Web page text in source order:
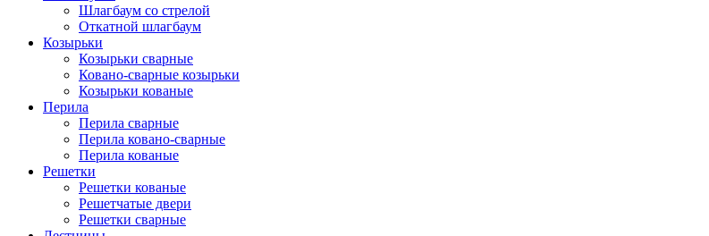
Шлагбаум со стрелой
Откатной шлагбаум
Козырьки
Козырьки сварные
Ковано-сварные козырьки
Козырьки кованые
Перила
Перила сварные
Перила ковано-сварные
Перила кованые
Решетки
Решетки кованые
Решетчатые двери
Решетки сварные